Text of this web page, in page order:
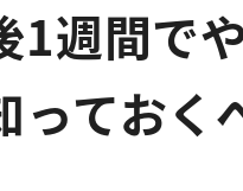
1週間で
っておく